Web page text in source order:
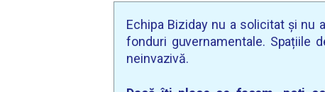
Echipa Biziday nu a solicitat și nu
fonduri guvernamentale. Spațiile
neinvazivă.